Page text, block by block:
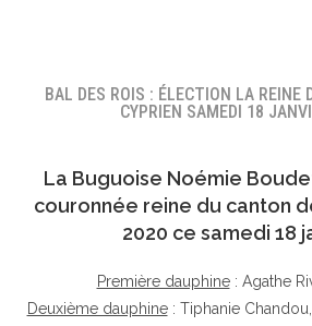
BAL DES ROIS : ÉLECTION LA REINE
CYPRIEN SAMEDI 18
La Buguoise Noémie
couronnée reine du canton
2020 ce samedi 18
Première dauphine: Agathe
Deuxième dauphine: Tiphanie